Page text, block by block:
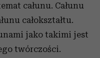
całunu. Całunu
całokształtu.
jako takimi jest
twórczości.